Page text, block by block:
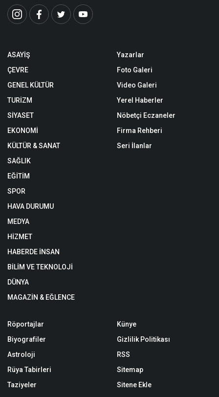
ASAYİŞ
ÇEVRE
GENEL KÜLTÜR
TURİZM
SİYASET
EKONOMİ
KÜLTÜR & SANAT
SAĞLIK
EĞİTİM
SPOR
HAVA DURUMU
MEDYA
HİZMET
HABERDE İNSAN
BİLİM VE TEKNOLOJİ
DÜNYA
MAGAZİN & EĞLENCE
Yazarlar
Foto Galeri
Video Galeri
Yerel Haberler
Nöbetçi Eczaneler
Firma Rehberi
Seri İlanlar
Röportajlar
Biyografiler
Astroloji
Rüya Tabirleri
Taziyeler
Künye
Gizlilik Politikası
RSS
Sitemap
Sitene Ekle